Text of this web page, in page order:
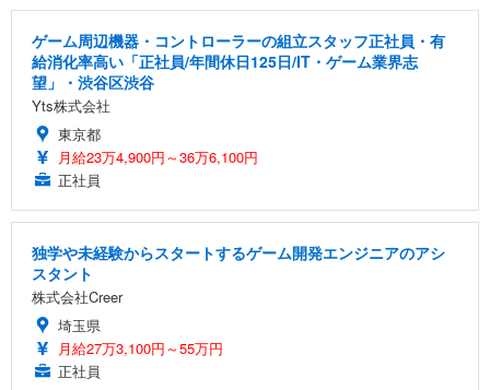
ゲーム周辺機器・コントローラーの組立スタッフ正社員・有
給消化率高い「正社員/年間休日125日/IT・ゲーム業界志
望」・渋谷区渋谷
Yts株式会社
東京都
月給23万4,900円～36万6,100円
正社員
独学や未経験からスタートするゲーム開発エンジニアのアシ
スタント
株式会社Creer
埼玉県
月給27万3,100円～55万円
正社員